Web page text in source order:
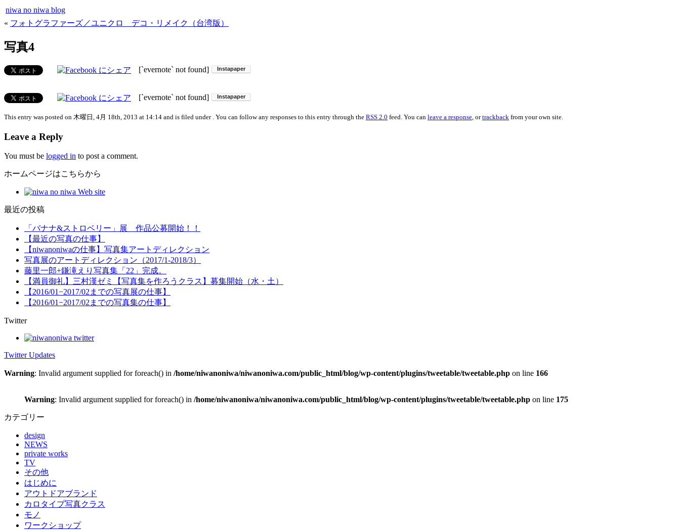
niwa no niwa blog
« フォトグラファーズ／ユニクロ デコ・リメイク（台湾版）
写真4
[`evernote` not found]
[`evernote` not found]
This entry was posted on 木曜日, 4月 18th, 2013 at 14:14 and is filed under . You can follow any responses to this entry through the RSS 2.0 feed. You can leave a response , ortrackback from your own site.
Leave a Reply
You must be logged in to post a comment.
ホームページはこちらから
最近の投稿
「バナナ&ストロベリー」展 作品公募開始！！
【最近の写真の仕事】
【niwanoniwaの仕事】写真集アートディレクション
写真展のアートディレクション（2017/1-2018/3）
藤里一郎+鎌滝えり写真集「22」完成。
【満員御礼】三村漢ゼミ【写真集を作ろうクラス】募集開始（水・土）
【2016/01−2017/02までの写真展の仕事】
【2016/01−2017/02までの写真集の仕事】
Twitter
Twitter Updates
Warning: Invalid argument supplied for foreach() in /home/niwanoniwa/niwanoniwa.com/public_html/blog/wp-content/plugins/tweetable/tweetable.php on line 166
Warning: Invalid argument supplied for foreach() in /home/niwanoniwa/niwanoniwa.com/public_html/blog/wp-content/plugins/tweetable/tweetable.php on line 175
カテゴリー
design
NEWS
private works
TV
その他
はじめに
アウトドアブランド
カロタイプ写真クラス
モノ
ワークショップ